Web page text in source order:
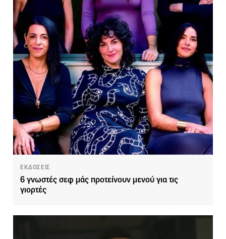
ΕΚΔΟΣΕΙΣ
6 γνωστές σεφ μάς προτείνουν μενού για τις
γιορτές